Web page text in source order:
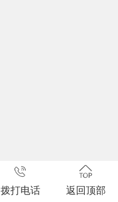
拨打电话 返回顶部